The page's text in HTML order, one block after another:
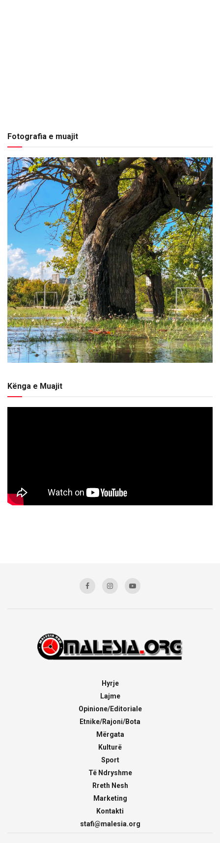
Fotografia e muajit
Kënga e Muajit
Hyrje
Lajme
Opinione/Editoriale
Etnike/Rajoni/Bota
Mërgata
Kulturë
Sport
Të Ndryshme
Rreth Nesh
Marketing
Kontakti
stafi@malesia.org